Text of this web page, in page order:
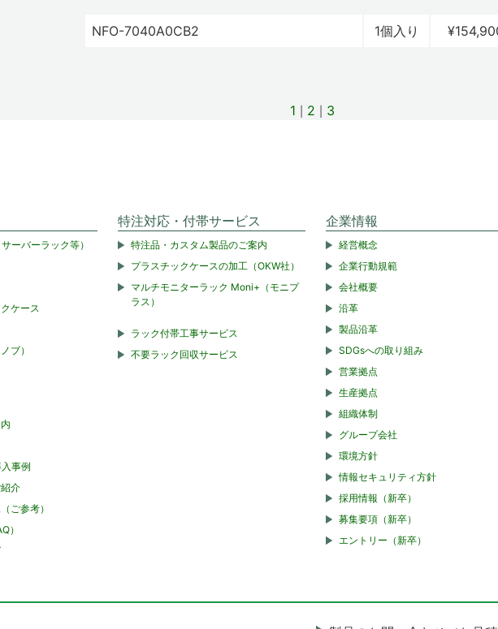
NFO-7040A0CB2 1個入り
1 2 3
ーバーラック等）
ケース
ブ）
事例
介
ご参考）
）
特注対応・付帯サービス
特注品・カスタム製品のご案内
プラスチックケースの加工（OKW社）
マルチモニターラック Moni+（モニプ
ラス）
ラック付帯工事サービス
不要ラック回収サービス
企業情報
経営概念
企業行動規範
会社概要
沿革
製品沿革
SDGsへの取り組み
営業拠点
生産拠点
組織体制
グループ会社
環境方針
情報セキュリティ方針
採用情報（新卒）
募集要項（新卒）
エントリー（新卒）